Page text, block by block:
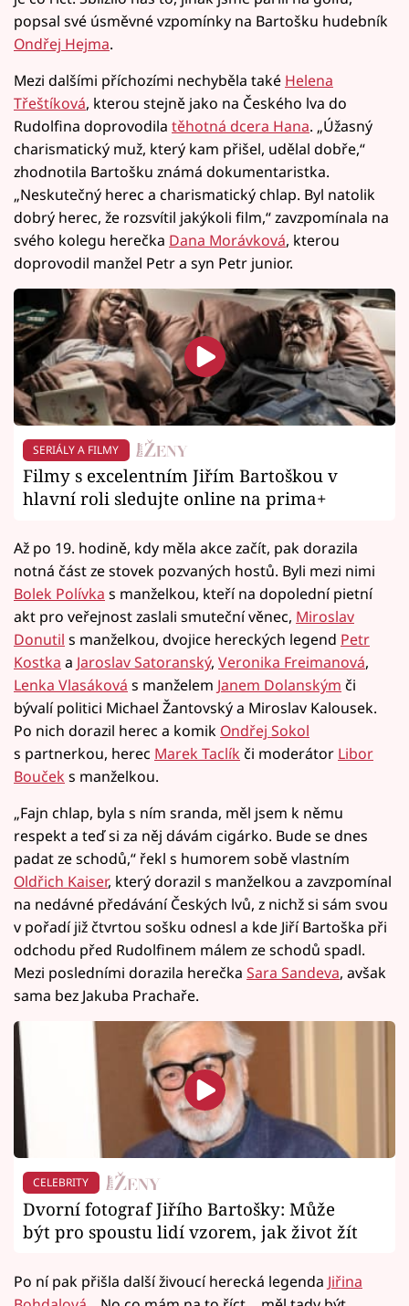
popsal své úsměvné vzpomínky na Bartošku hudebník
Ondřej Hejma.
Mezi dalšími příchozími nechyběla také Helena
Třeštíková, kterou stejně jako na Českého lva do
Rudolfina doprovodila těhotná dcera Hana. „Úžasný
charismatický muž, který kam přišel, udělal dobře,“
zhodnotila Bartošku známá dokumentaristka.
„Neskutečný herec a charismatický chlap. Byl natolik
dobrý herec, že rozsvítil jakýkoli film,“ zavzpomínala na
svého kolegu herečka Dana Morávková, kterou
doprovodil manžel Petr a syn Petr junior.
SERIÁLY A FILMY
Filmy s excelentním Jiřím Bartoškou v
hlavní roli sledujte online na prima+
Až po 19. hodině, kdy měla akce začít, pak dorazila
notná část ze stovek pozvaných hostů. Byli mezi nimi
Bolek Polívka s manželkou, kteří na dopolední pietní
akt pro veřejnost zaslali smuteční věnec, Miroslav
Donutil s manželkou, dvojice hereckých legend Petr
Kostka a Jaroslav Satoranský, Veronika Freimanová,
Lenka Vlasáková s manželem Janem Dolanským či
bývalí politici Michael Žantovský a Miroslav Kalousek.
Po nich dorazil herec a komik Ondřej Sokol
s partnerkou, herec Marek Taclík či moderátor Libor
Bouček s manželkou.
„Fajn chlap, byla s ním sranda, měl jsem k němu
respekt a teď si za něj dávám cigárko. Bude se dnes
padat ze schodů,“ řekl s humorem sobě vlastním
Oldřich Kaiser, který dorazil s manželkou a zavzpomínal
na nedávné předávání Českých lvů, z nichž si sám svou
v pořadí již čtvrtou sošku odnesl a kde Jiří Bartoška při
odchodu před Rudolfinem málem ze schodů spadl.
Mezi posledními dorazila herečka Sara Sandeva, avšak
sama bez Jakuba Prachaře.
CELEBRITY
Dvorní fotograf Jiřího Bartošky: Může
být pro spoustu lidí vzorem, jak život žít
Po ní pak přišla další živoucí herecká legenda Jiřina